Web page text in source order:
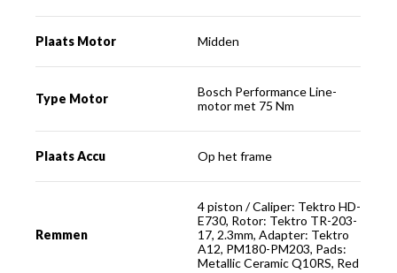
Plaats Motor Midden
Type Motor
Bosch Performance Line-
motor met 75 Nm
Plaats Accu Op het frame
Remmen
4 piston / Caliper: Tektro HD-
E730, Rotor: Tektro TR-203-
17, 2.3mm, Adapter: Tektro
A12, PM180-PM203, Pads:
Metallic Ceramic Q10RS, Red